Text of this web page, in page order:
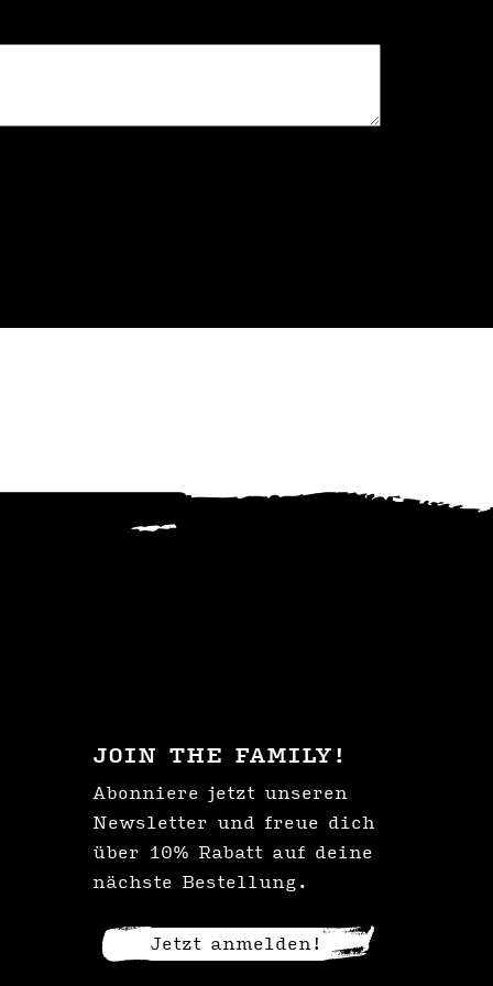
JOIN THE FAMILY!
Abonniere jetzt unseren
Newsletter und freue dich
über 10% Rabatt auf deine
nächste Bestellung.
Jetzt anmelden!